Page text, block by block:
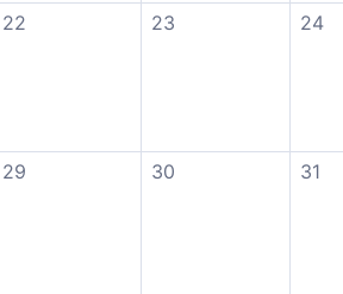
22 23 24
29 30 31